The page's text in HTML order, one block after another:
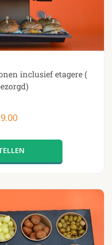
inclusief etagere (